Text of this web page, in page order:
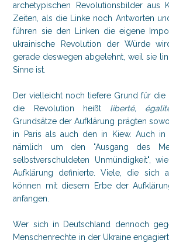
archetypischen Revolutionsbilder aus
Zeiten, als die Linke noch Antworten
führen sie den Linken die eigene
ukrainische Revolution der Würde
gerade deswegen abgelehnt, weil sie
Sinne ist.
Der vielleicht noch tiefere Grund für die
die Revolution heißt liberté,
Grundsätze der Aufklärung prägten
in Paris als auch den in Kiew. Auch
nämlich um den "Ausgang des
selbstverschuldeten Unmündigkeit",
Aufklärung definierte. Viele, die sich
können mit diesem Erbe der
anfangen.
Wer sich in Deutschland dennoch
Menschenrechte in der Ukraine